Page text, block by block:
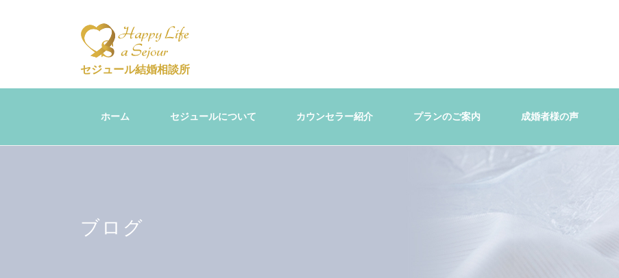
セジュール結婚相談所
ホーム セジュールについて カウンセラー紹介 プランのご案内 成婚者様の声
ブログ